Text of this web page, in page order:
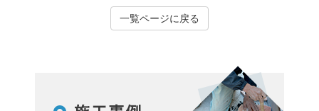
一覧ページに戻る